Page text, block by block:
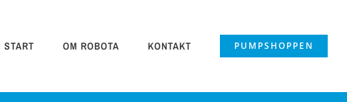
START OM ROBOTA KONTAKT PUMPSHOPPEN